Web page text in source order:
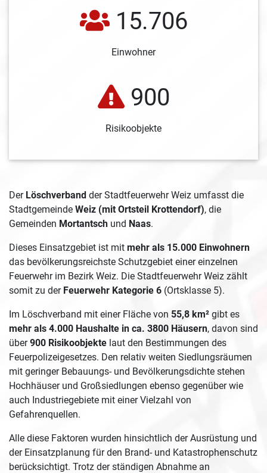
15.706
Einwohner
900
Risikoobjekte
Der Löschverband der Stadtfeuerwehr Weiz umfasst die
Stadtgemeinde Weiz (mit Ortsteil Krottendorf), die
Gemeinden Mortantsch und Naas.
Dieses Einsatzgebiet ist mit mehr als 15.000 Einwohnern
das bevölkerungsreichste Schutzgebiet einer einzelnen
Feuerwehr im Bezirk Weiz. Die Stadtfeuerwehr Weiz zählt
somit zu derFeuerwehr Kategorie 6 (Ortsklasse 5).
Im Löschverband mit einer Fläche von 55,8 km² gibt es
mehr als 4.000 Haushalte in ca. 3800 Häusern, davon sind
über900 Risikoobjekte laut den Bestimmungen des
Feuerpolizeigesetzes. Den relativ weiten Siedlungsräumen
mit geringer Bebauungs- und Bevölkerungsdichte stehen
Hochhäuser und Großsiedlungen ebenso gegenüber wie
auch Industriegebiete mit einer Vielzahl von
Gefahrenquellen.
Alle diese Faktoren wurden hinsichtlich der Ausrüstung und
der Einsatzplanung für den Brand- und Katastrophenschutz
berücksichtigt. Trotz der ständigen Abnahme an